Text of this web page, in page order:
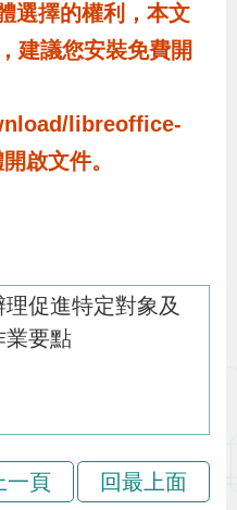
選擇的權利，本文
建議您安裝免費開
libreoffice-
啟文件。
促進特定對象及
業要點
一頁 回最上面